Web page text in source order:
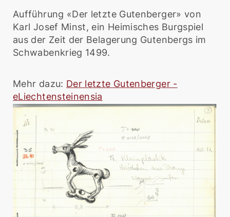
Aufführung «Der letzte Gutenberger» von
Karl Josef Minst, ein Heimisches Burgspiel
aus der Zeit der Belagerung Gutenbergs im
Schwabenkrieg 1499.
Mehr dazu: Der letzte Gutenberger -
eLiechtensteinensia